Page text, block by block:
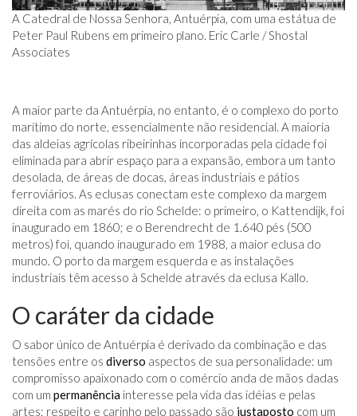
A Catedral de Nossa Senhora, Antuérpia, com uma estátua de
Peter Paul Rubens em primeiro plano. Eric Carle / Shostal
Associates
A maior parte da Antuérpia, no entanto, é o complexo do porto
marítimo do norte, essencialmente não residencial. A maioria
das aldeias agrícolas ribeirinhas incorporadas pela cidade foi
eliminada para abrir espaço para a expansão, embora um tanto
desolada, de áreas de docas, áreas industriais e pátios
ferroviários. As eclusas conectam este complexo da margem
direita com as marés do rio Schelde: o primeiro, o Kattendijk, foi
inaugurado em 1860; e o Berendrecht de 1.640 pés (500
metros) foi, quando inaugurado em 1988, a maior eclusa do
mundo. O porto da margem esquerda e as instalações
industriais têm acesso à Schelde através da eclusa Kallo.
O caráter da cidade
O sabor único de Antuérpia é derivado da combinação e das
tensões entre os diverso aspectos de sua personalidade: um
compromisso apaixonado com o comércio anda de mãos dadas
com um permanência interesse pela vida das idéias e pelas
artes; respeito e carinho pelo passado são justaposto com um